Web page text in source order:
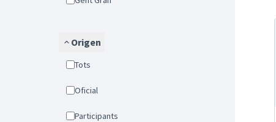
Origen
Tots
Oficial
Participants